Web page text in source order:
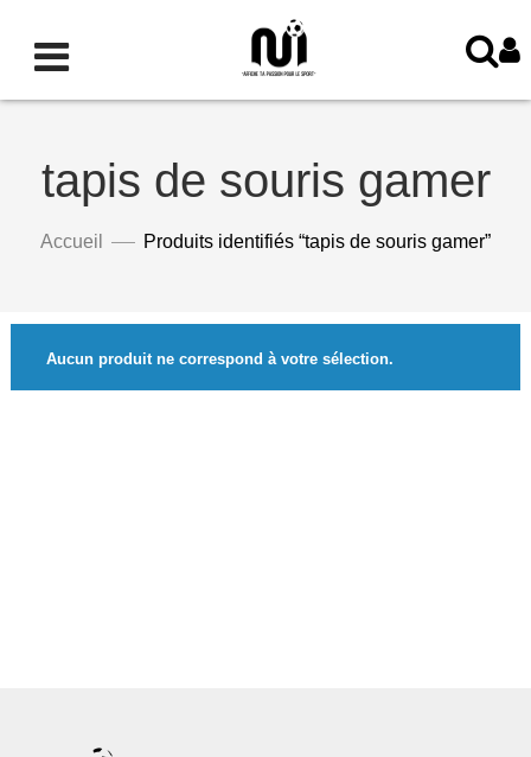
tapis de souris gamer
Accueil Produits identifiés “tapis de souris gamer”
Aucun produit ne correspond à votre sélection.